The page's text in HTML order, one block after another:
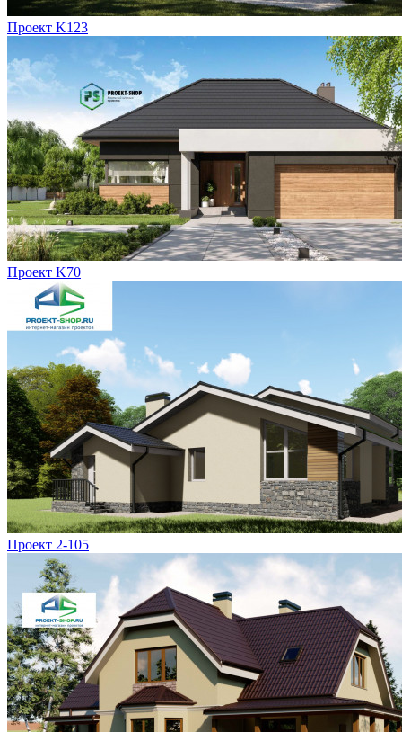
Проект K123
Проект K70
Проект 2-105